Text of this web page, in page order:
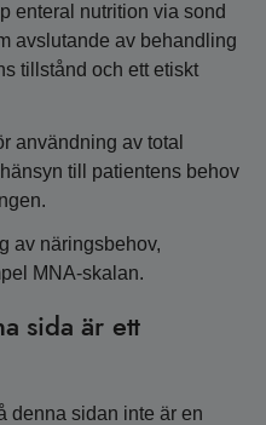
enteral nutrition via sond
avslutande av behandling
tillstånd och ett etiskt
användning av total
till patientens behov
av näringsbehov,
MNA-skalan.
sida är ett
denna sidan inte är en